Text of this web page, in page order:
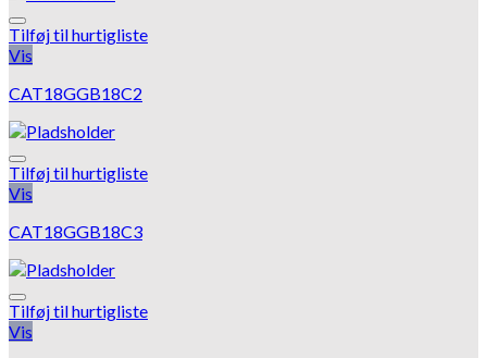
Tilføj til hurtigliste
Vis
CAT18GGB18C2
Tilføj til hurtigliste
Vis
CAT18GGB18C3
Tilføj til hurtigliste
Vis